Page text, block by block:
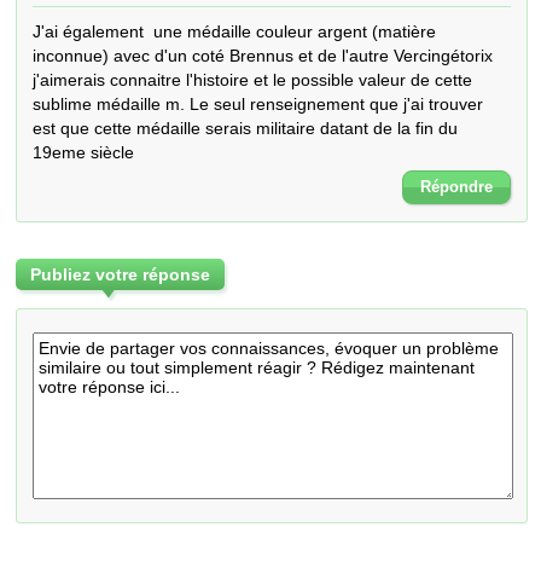
J'ai également  une médaille couleur argent (matière
inconnue) avec d'un coté Brennus et de l'autre Vercingétorix
j'aimerais connaitre l'histoire et le possible valeur de cette
sublime médaille m. Le seul renseignement que j'ai trouver
est que cette médaille serais militaire datant de la fin du
19eme siècle
Répondre
Publiez votre réponse